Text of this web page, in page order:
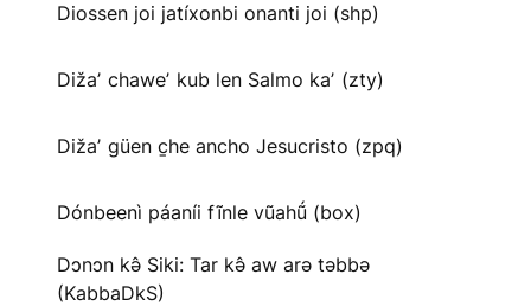
Diossen joi jatíxonbi onanti joi (shp)
Dižaʼ chaweʼ kub len Salmo kaʼ (zty)
Dižaʼ güen c̱he ancho Jesucristo (zpq)
Dónbeenì páaníi fĩnle vũahṹ (box)
Dɔnɔn kə̂ Siki: Tar kə̂ aw arə təbbə
(KabbaDkS)